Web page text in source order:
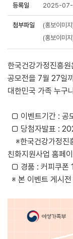
등록일 2025-07-
첨부파일
(홍보이미
(홍보이미
한국건강가정진흥
공모전을 7월 27일
대한민국 가족 누구
□ 이벤트기간 : 공
□ 당첨자발표 :
※한국건강가정진
친화지원사업 홈페
□ 경품 : 커피쿠
※ 본 이벤트 게시